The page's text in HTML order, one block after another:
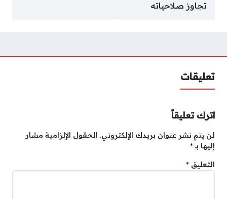
تجاوز صلاحياته
تعليقات
اترك تعليقاً
لن يتم نشر عنوان بريدك الإلكتروني.
الحقول الإلزامية مشار
إليها بـ*
التعليق *